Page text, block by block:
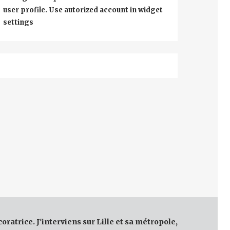
user profile. Use autorized account in widget
settings
J'interviens sur Lille et sa métropole,